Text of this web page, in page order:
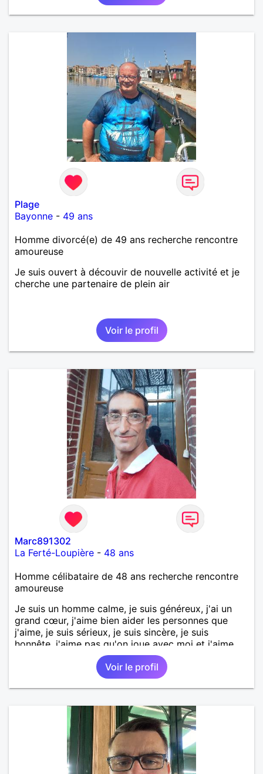
Plage
Bayonne - 49 ans
Homme divorcé(e) de 49 ans recherche rencontre
amoureuse
Je suis ouvert à découvir de nouvelle activité et je
cherche une partenaire de plein air
Voir le profil
Marc891302
La Ferté-Loupière - 48 ans
Homme célibataire de 48 ans recherche rencontre
amoureuse
Je suis un homme calme, je suis généreux, j'ai un
grand cœur, j'aime bien aider les personnes que
j'aime, je suis sérieux, je suis sincère, je suis
honnête, j'aime pas qu'on joue avec moi et j'aime
pas les mensonges. Je cherche une relation
amoureuse et sérieuse.Voir le profil